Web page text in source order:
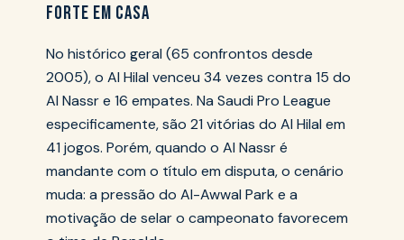
FORTE EM CASA
No histórico geral (65 confrontos desde
2005), o Al Hilal venceu 34 vezes contra 15 do
Al Nassr e 16 empates. Na Saudi Pro League
especificamente, são 21 vitórias do Al Hilal em
41 jogos. Porém, quando o Al Nassr é
mandante com o título em disputa, o cenário
muda: a pressão do Al-Awwal Park e a
motivação de selar o campeonato favorecem